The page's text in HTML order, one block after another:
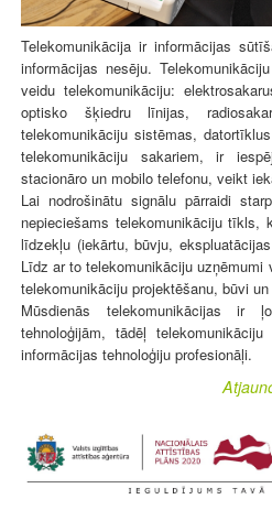
Telekomunikācija ir informācijas
informācijas nesēju.
veidu telekomunikāciju:
optisko šķiedru līnijas,
telekomunikāciju sistēmas,
telekomunikāciju sakariem, ir
stacionāro un mobilo telefonu, veikt
Lai nodrošinātu signālu pārraidi
nepieciešams telekomunikāciju tīkls,
līdzekļu (iekārtu, būvju,
Līdz ar to telekomunikāciju uzņēmumi
telekomunikāciju projektēšanu, būvi
Mūsdienās telekomunikācijas ir
tehnoloģijām, tādēļ
informācijas tehnoloģiju profesionāļi.